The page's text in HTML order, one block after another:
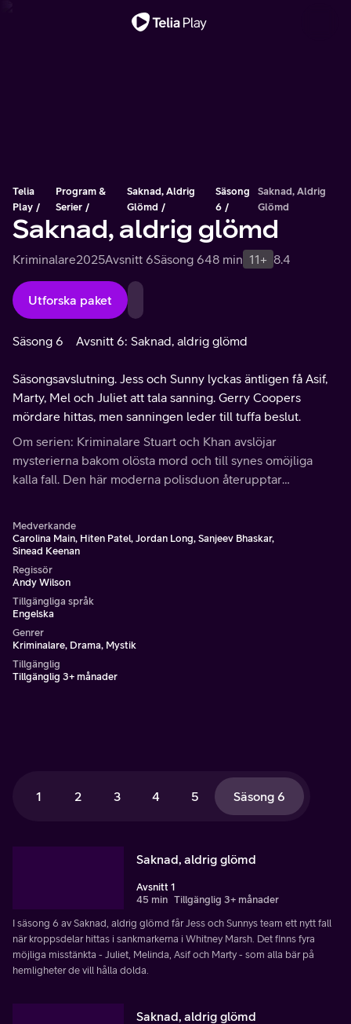
Telia
Play
Program &
Serier
Saknad, Aldrig
Glömd
Säsong
6
Saknad, Aldrig
Glömd
Saknad, aldrig glömd
Kriminalare2025Avsnitt 6Säsong 648 min 11+ 8.4
Utforska paket
Säsong 6 Avsnitt 6: Saknad, aldrig glömd
Säsongsavslutning. Jess och Sunny lyckas äntligen få Asif,
Marty, Mel och Juliet att tala sanning. Gerry Coopers
mördare hittas, men sanningen leder till tuffa beslut.
Om serien: Kriminalare Stuart och Khan avslöjar
mysterierna bakom olösta mord och till synes omöjliga
kalla fall. Den här moderna polisduon återupptar
Medverkande
Carolina Main, Hiten Patel, Jordan Long, Sanjeev Bhaskar,
Sinead Keenan
Regissör
Andy Wilson
Tillgängliga språk
Engelska
Genrer
Kriminalare, Drama, Mystik
Tillgänglig
Tillgänglig 3+ månader
1 2 3 4 5 Säsong 6
Saknad, aldrig glömd
Avsnitt 1
45 min Tillgänglig 3+ månader
I säsong 6 av Saknad, aldrig glömd får Jess och Sunnys team ett nytt fall
när kroppsdelar hittas i sankmarkerna i Whitney Marsh. Det finns fyra
möjliga misstänkta - Juliet, Melinda, Asif och Marty - som alla bär på
hemligheter de vill hålla dolda.
Saknad, aldrig glömd